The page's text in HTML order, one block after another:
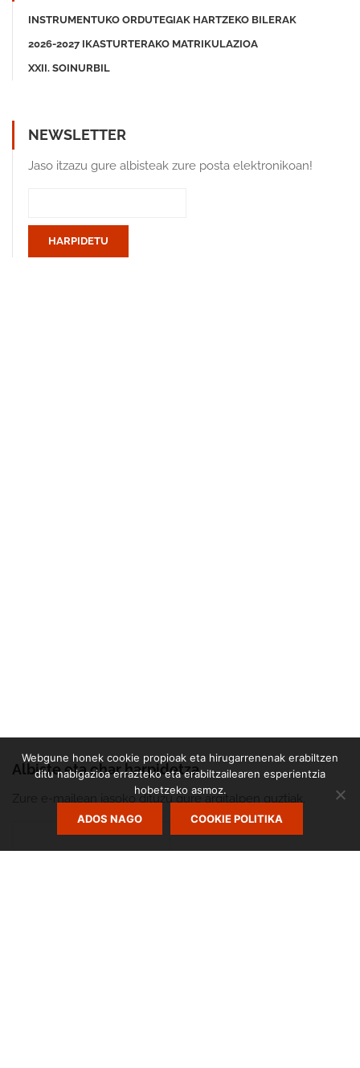
INSTRUMENTUKO ORDUTEGIAK HARTZEKO BILERAK
2026-2027 IKASTURTERAKO MATRIKULAZIOA
XXII. SOINURBIL
NEWSLETTER
Jaso itzazu gure albisteak zure posta elektronikoan!
Albiste eta ohar harpidetza
Zure e-mailean jasoko dituzu gure argitalpen guztiak.
Webgune honek cookie propioak eta hirugarrenenak erabiltzen
ditu nabigazioa errazteko eta erabiltzailearen esperientzia
hobetzeko asmoz.
ADOS NAGO COOKIE POLITIKA